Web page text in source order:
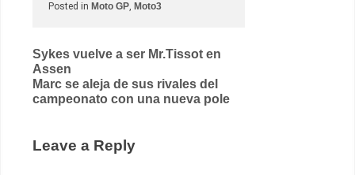
Posted in Moto GP, Moto3
Post
navigation
Sykes vuelve a ser Mr.Tissot en
Assen
Marc se aleja de sus rivales del
campeonato con una nueva pole
Leave a Reply